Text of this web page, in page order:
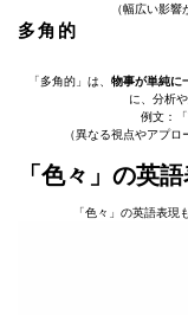
（幅広い影
多角的
「多角的」は、 物事が単純に
に、分析
例文：
（異なる視点やアプ
「色々」の英
「色々」の英語表現